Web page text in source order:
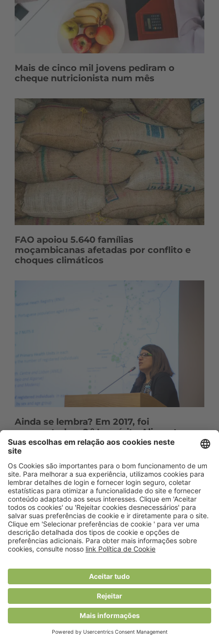
Mais de cinco mil jovens pediram o
cheque nutricionista num mês
FAO apoiou 5.640 famílias
moçambicanas afetadas por conflito e
choques climáticos
Ainda se lembra? Em 2017, foi
apresentado o 2.º Inquérito Alimentar
Nacional e de Atividade Física
Contactos